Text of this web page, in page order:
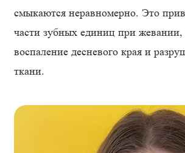
смыкаются неравномерно. Это
части зубных единиц при
воспаление десневого края и
ткани.